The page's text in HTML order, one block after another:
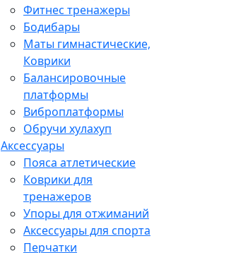
Фитнес тренажеры
Бодибары
Маты гимнастические,
Коврики
Балансировочные
платформы
Виброплатформы
Обручи хулахуп
Аксессуары
Пояса атлетические
Коврики для
тренажеров
Упоры для отжиманий
Аксессуары для спорта
Перчатки